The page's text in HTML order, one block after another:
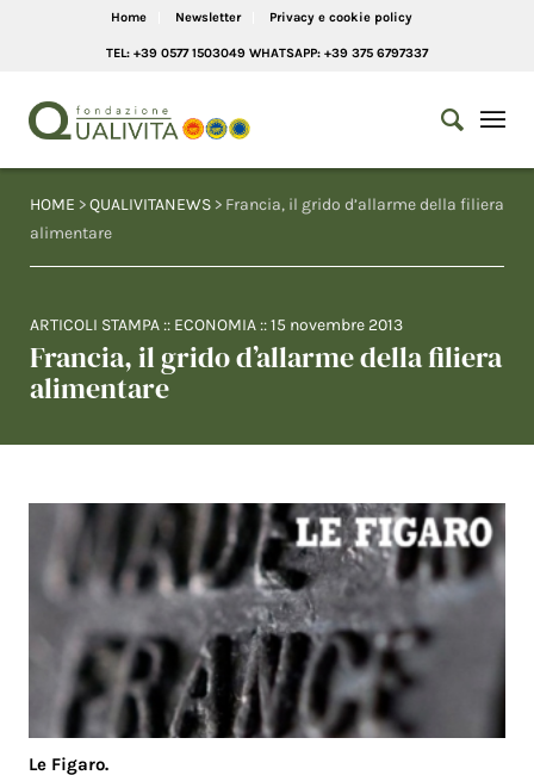
Home Newsletter Privacy e cookie policy
TEL: +39 0577 1503049 WHATSAPP: +39 375 6797337
HOME >QUALIVITANEWS > Francia, il grido d’allarme della filiera
alimentare
ARTICOLI STAMPA :: ECONOMIA ::15 novembre 2013
Francia, il grido d’allarme della filiera
alimentare
Le Figaro.